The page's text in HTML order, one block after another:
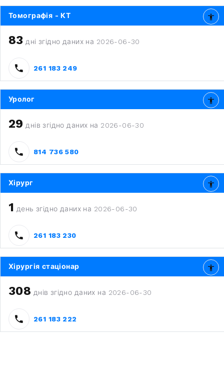
Томографія - КТ
83 дні згідно даних на 2026-06-30
261 183 249
Уролог
29 днів згідно даних на 2026-06-30
814 736 580
Хірург
1 день згідно даних на 2026-06-30
261 183 230
Хірургія стаціонар
308 днів згідно даних на 2026-06-30
261 183 222